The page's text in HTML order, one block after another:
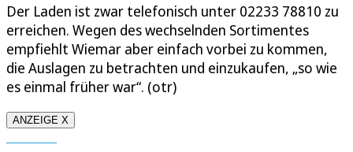
Der Laden ist zwar telefonisch unter 02233 78810 zu
erreichen. Wegen des wechselnden Sortimentes
empfiehlt Wiemar aber einfach vorbei zu kommen,
die Auslagen zu betrachten und einzukaufen, „so wie
es einmal früher war“. (otr)
ANZEIGE X